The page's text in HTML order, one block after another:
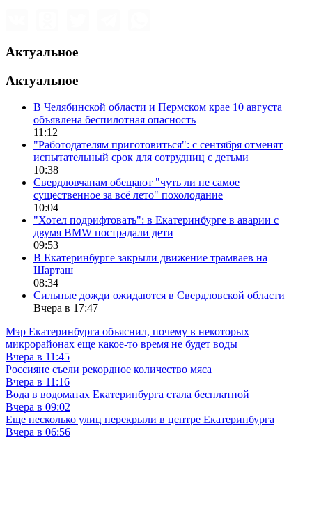
Актуальное
Актуальное
В Челябинской области и Пермском крае 10 августа
объявлена беспилотная опасность
11:12
"Работодателям приготовиться": с сентября отменят
испытательный срок для сотрудниц с детьми
10:38
Свердловчанам обещают "чуть ли не самое
существенное за всё лето" похолодание
10:04
"Хотел подрифтовать": в Екатеринбурге в аварии с
двумя BMW пострадали дети
09:53
В Екатеринбурге закрыли движение трамваев на
Шарташ
08:34
Сильные дожди ожидаются в Свердловской области
Вчера в 17:47
Мэр Екатеринбурга объяснил, почему в некоторых
микрорайонах еще какое-то время не будет воды
Вчера в 11:45
Россияне съели рекордное количество мяса
Вчера в 11:16
Вода в водоматах Екатеринбурга стала бесплатной
Вчера в 09:02
Еще несколько улиц перекрыли в центре Екатеринбурга
Вчера в 06:56